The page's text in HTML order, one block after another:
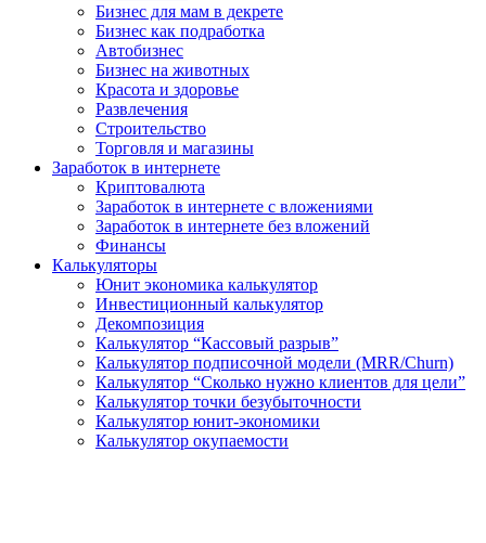
Бизнес для мам в декрете
Бизнес как подработка
Автобизнес
Бизнес на животных
Красота и здоровье
Развлечения
Строительство
Торговля и магазины
Заработок в интернете
Криптовалюта
Заработок в интернете c вложениями
Заработок в интернете без вложений
Финансы
Калькуляторы
Юнит экономика калькулятор
Инвестиционный калькулятор
Декомпозиция
Калькулятор “Кассовый разрыв”
Калькулятор подписочной модели (MRR/Churn)
Калькулятор “Сколько нужно клиентов для цели”
Калькулятор точки безубыточности
Калькулятор юнит-экономики
Калькулятор окупаемости